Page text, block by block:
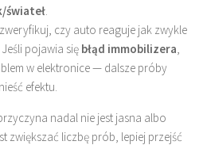
świateł
zweryfikuj, czy auto reaguje jak zwykle
pojawia się błąd immobilizera
w elektronice — dalsze próby
efektu.
nadal nie jest jasna albo
zwiększać liczbę prób, lepiej przejść